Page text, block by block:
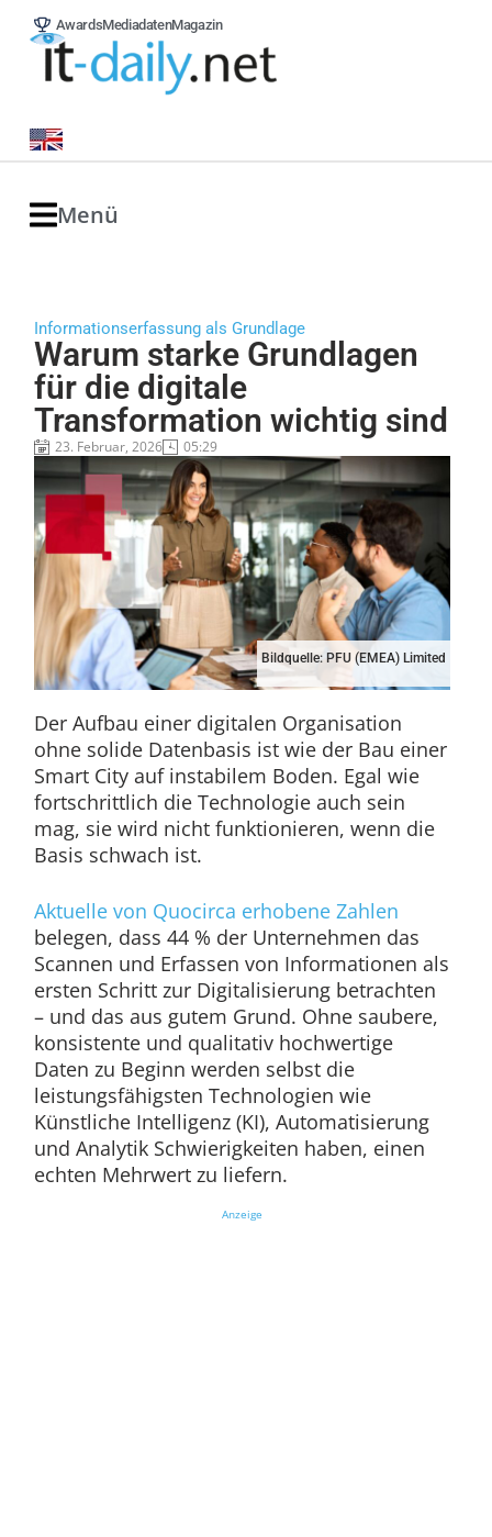
AwardsMediadatenMagazin
Menü
Informationserfassung als Grundlage
Warum starke Grundlagen
für die digitale
Transformation wichtig sind
23. Februar, 2026 05:29
Bildquelle: PFU (EMEA) Limited
Der Aufbau einer digitalen Organisation
ohne solide Datenbasis ist wie der Bau einer
Smart City auf instabilem Boden. Egal wie
fortschrittlich die Technologie auch sein
mag, sie wird nicht funktionieren, wenn die
Basis schwach ist.
Aktuelle von Quocirca erhobene Zahlen
belegen, dass 44 % der Unternehmen das
Scannen und Erfassen von Informationen als
ersten Schritt zur Digitalisierung betrachten
– und das aus gutem Grund. Ohne saubere,
konsistente und qualitativ hochwertige
Daten zu Beginn werden selbst die
leistungsfähigsten Technologien wie
Künstliche Intelligenz (KI), Automatisierung
und Analytik Schwierigkeiten haben, einen
echten Mehrwert zu liefern.
Anzeige